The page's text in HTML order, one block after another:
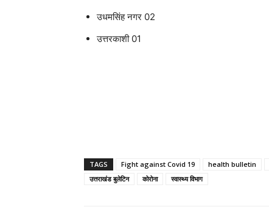
उधमसिंह नगर 02
उत्तरकाशी 01
TAGS Fight against Covid 19 health bulletin
उत्तराखंड बुलेटिन
कोरोना स्वास्थ्य विभाग